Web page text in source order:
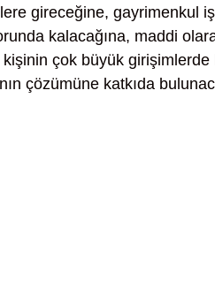
gireceğine, gayrimenkul
kalacağına, maddi
çok büyük girişimlerde
çözümüne katkıda